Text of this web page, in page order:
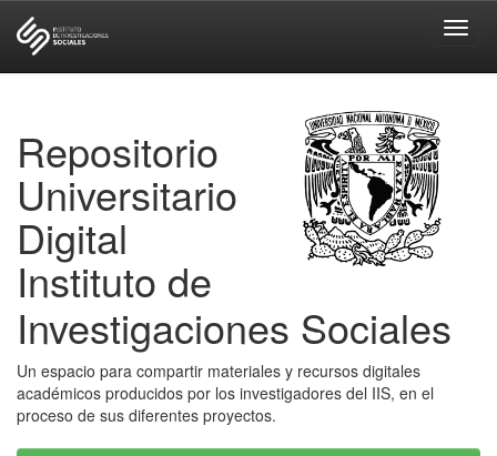
Repositorio
Universitario
Digital
Instituto de
Investigaciones Sociales
Un espacio para compartir materiales y recursos digitales
académicos producidos por los investigadores del IIS, en el
proceso de sus diferentes proyectos.